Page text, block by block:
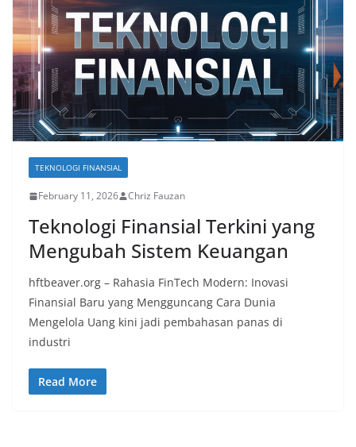
TEKNOLOGI FINANSIAL
February 11, 2026 Chriz Fauzan
Teknologi Finansial Terkini yang
Mengubah Sistem Keuangan
hftbeaver.org – Rahasia FinTech Modern: Inovasi
Finansial Baru yang Mengguncang Cara Dunia
Mengelola Uang kini jadi pembahasan panas di
industri
Read More